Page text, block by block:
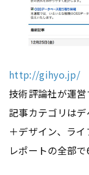
http://gihyo.jp/
技術評論社が運営
記事カテゴリは
＋デザイン、ラ
レポートの全部